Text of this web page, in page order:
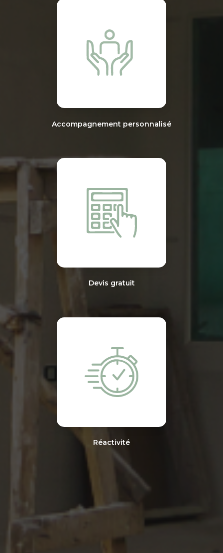
Accompagnement personnalisé
Devis gratuit
Réactivité